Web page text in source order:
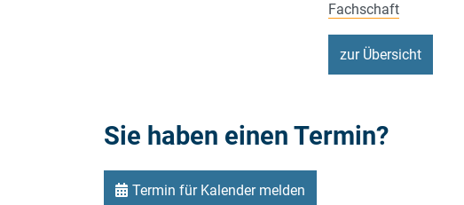
Fachschaft
zur Übersicht
Sie haben einen Termin?
Termin für Kalender melden